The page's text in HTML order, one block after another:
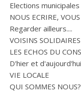
Elections
NOUS ECRIRE,
Regarder ailleurs....
VOISINS
LES ECHOS DU
D'hier et d'aujourd'hui
VIE LOCALE
QUI SOMMES NOUS?